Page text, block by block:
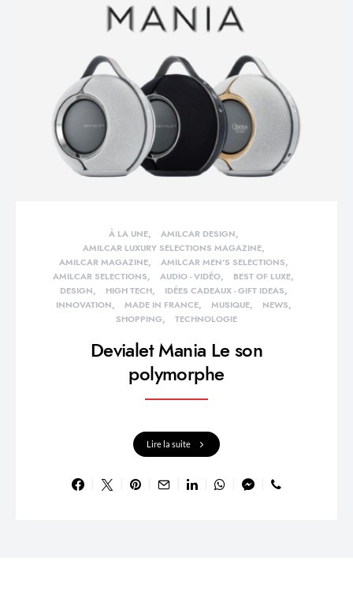
À LA UNE
AMILCAR DESIGN
AMILCAR LUXURY SELECTIONS MAGAZINE
AMILCAR MAGAZINE
AMILCAR MEN'S SELECTIONS
AMILCAR SELECTIONS
AUDIO - VIDÉO
BEST OF LUXE
DESIGN
HIGH TECH
IDÉES CADEAUX - GIFT IDEAS
INNOVATION
MADE IN FRANCE MUSIQUE
NEWS
SHOPPING
TECHNOLOGIE
Devialet Mania Le son
polymorphe
Lire la suite